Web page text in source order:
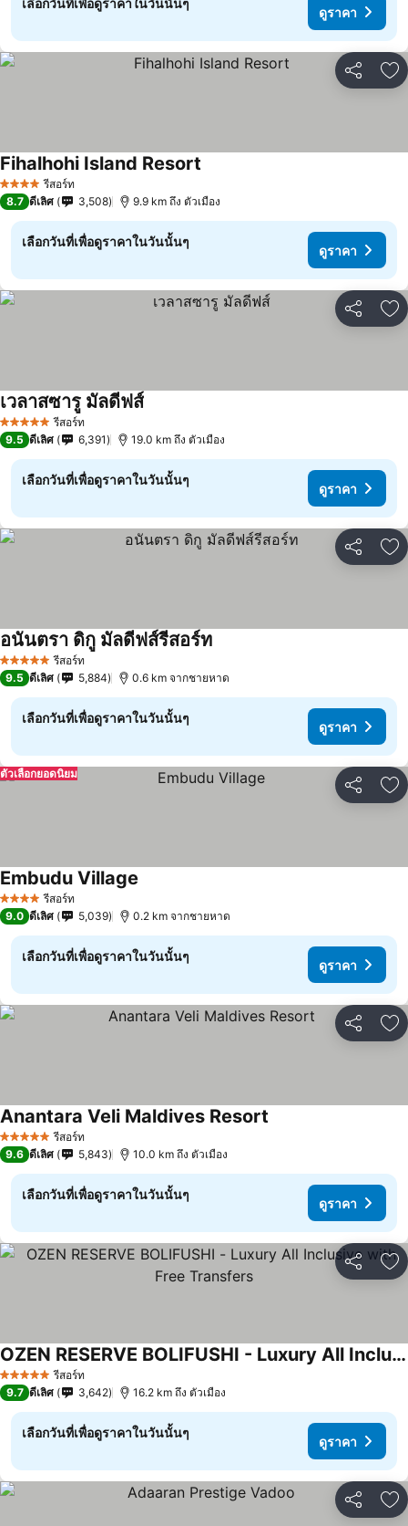
เลือกวันที่เพื่อดูราคาในวันนั้นๆ
ดูราคา
แชร์ เ
4 ดาว รีสอร์ท
Fihalhohi Island Resort
8.7 ดีเลิศ 3,508 9.9 km ถึง ตัวเมือง
เลือกวันที่เพื่อดูราคาในวันนั้นๆ
ดูราคา
แชร์ เ
5 ดาว รีสอร์ท
เวลาสซารู มัลดีฟส์
9.5 ดีเลิศ 6,391 19.0 km ถึง ตัวเมือง
เลือกวันที่เพื่อดูราคาในวันนั้นๆ
ดูราคา
แชร์ เ
5 ดาว รีสอร์ท
อนันตรา ดิกู มัลดีฟส์รีสอร์ท
9.5 ดีเลิศ 5,884 0.6 km จากชายหาด
เลือกวันที่เพื่อดูราคาในวันนั้นๆ
ดูราคา
แชร์ เ
ตัวเลือกยอดนิยม
4 ดาว รีสอร์ท
Embudu Village
9.0 ดีเลิศ 5,039 0.2 km จากชายหาด
เลือกวันที่เพื่อดูราคาในวันนั้นๆ
ดูราคา
แชร์ เ
5 ดาว รีสอร์ท
Anantara Veli Maldives Resort
9.6 ดีเลิศ 5,843 10.0 km ถึง ตัวเมือง
เลือกวันที่เพื่อดูราคาในวันนั้นๆ
ดูราคา
แชร์ เ
5 ดาว รีสอร์ท
OZEN RESERVE BOLIFUSHI - Luxury All Inclusive with Free Transfers
9.7 ดีเลิศ 3,642 16.2 km ถึง ตัวเมือง
เลือกวันที่เพื่อดูราคาในวันนั้นๆ
ดูราคา
แชร์ เ